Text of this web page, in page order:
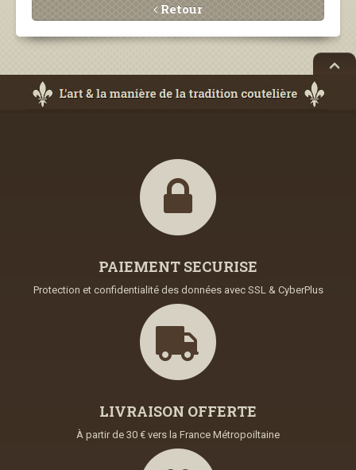
Retour
PAIEMENT SECURISE
Protection et confidentialité des données avec SSL & CyberPlus
LIVRAISON OFFERTE
À partir de 30 € vers la France Métropoiltaine